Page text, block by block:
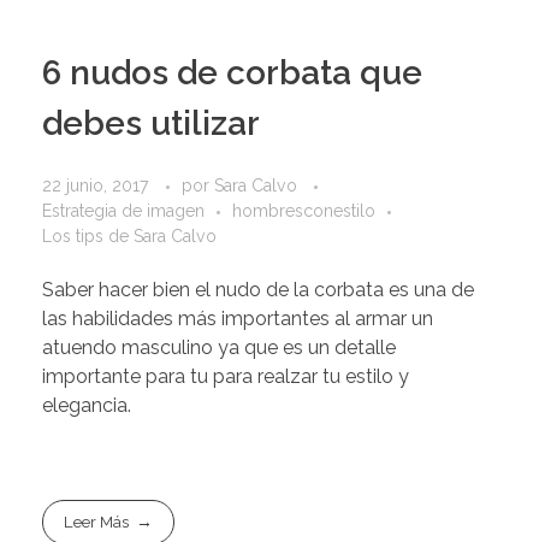
6 nudos de corbata que
debes utilizar
22 junio, 2017 por Sara Calvo
Estrategia de imagen
hombresconestilo
Los tips de Sara Calvo
Saber hacer bien el nudo de la corbata es una de
las habilidades más importantes al armar un
atuendo masculino ya que es un detalle
importante para tu para realzar tu estilo y
elegancia.
Leer Más